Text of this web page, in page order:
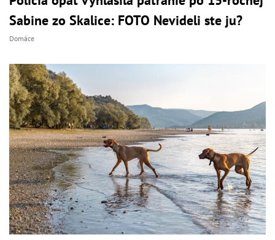
Sabine zo Skalice: FOTO Nevideli ste ju?
Domáce